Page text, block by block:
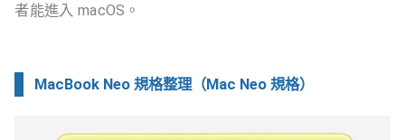
者能進入 macOS。
MacBook Neo 規格整理（Mac Neo 規格）